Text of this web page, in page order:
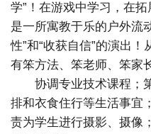
学”！在游戏中学习，在
是一所寓教于乐的户外流
性”和“收获自信”的演出
有笨方法、笨老师、笨家
协调专业技术课程；
排和衣食住行等生活事宜
责为学生进行摄影、摄像